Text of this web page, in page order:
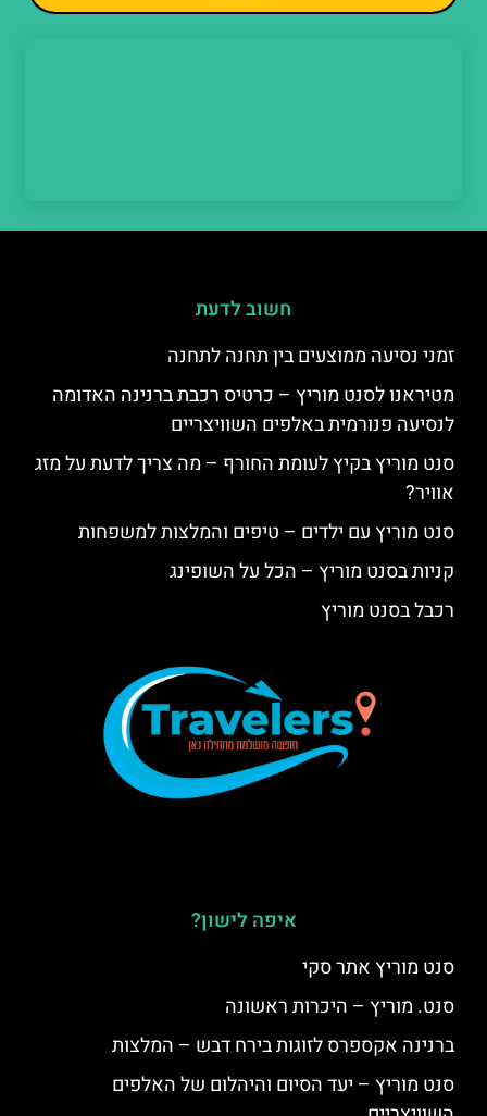
חשוב לדעת
זמני נסיעה ממוצעים בין תחנה לתחנה
מטיראנו לסנט מוריץ – כרטיס רכבת ברנינה האדומה
לנסיעה פנורמית באלפים השוויצריים
סנט מוריץ בקיץ לעומת החורף – מה צריך לדעת על מזג
אוויר?
סנט מוריץ עם ילדים – טיפים והמלצות למשפחות
קניות בסנט מוריץ – הכל על השופינג
רכבל בסנט מוריץ
איפה לישון?
סנט מוריץ אתר סקי
סנט. מוריץ – היכרות ראשונה
ברנינה אקספרס לזוגות בירח דבש – המלצות
סנט מוריץ – יעד הסיום והיהלום של האלפים